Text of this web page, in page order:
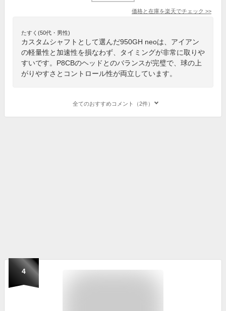
価格と在庫を楽天でチェック >>
たすく(50代・男性)
カスタムシャフトとして選んだ950GH neoは、アイアン
の軽量性と加速性を損なわず、タイミングが非常に取りや
すいです。P8CBのヘッドとのバランスが完璧で、球の上
がりやすさとコントロール性が両立しています。
全てのおすすめコメント（2件）
4